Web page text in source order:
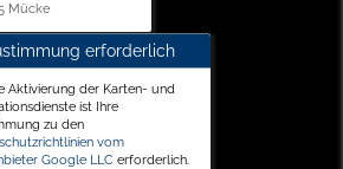
Mücke
erforderlich
Aktivierung der Karten- und
ist Ihre
zu den
vom
Google LLC erforderlich.